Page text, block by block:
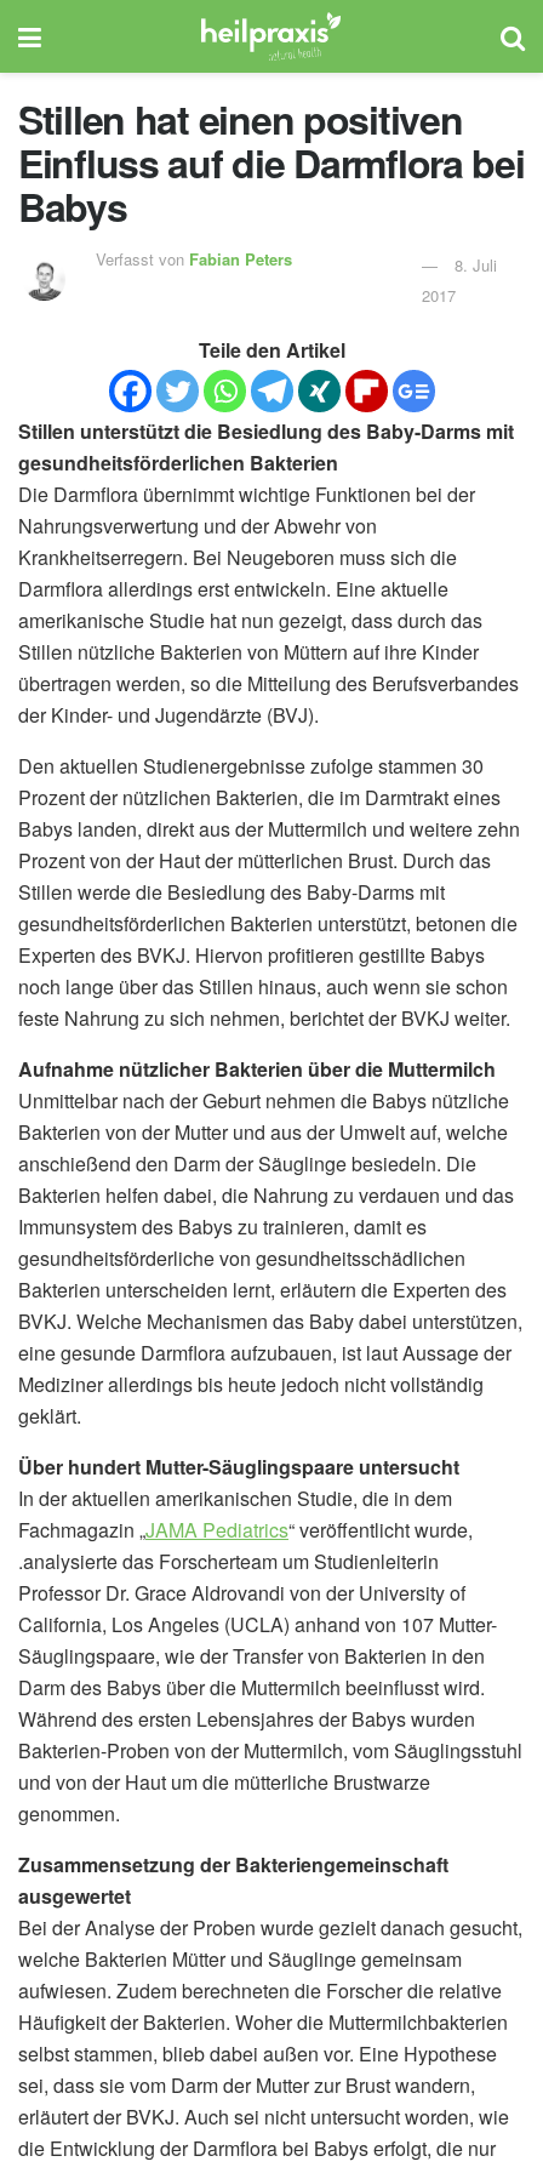
Stillen hat einen positiven
Einfluss auf die Darmflora bei
Babys
Verfasst von Fabian Peters
8. Juli
2017
Teile den Artikel
Stillen unterstützt die Besiedlung des Baby-Darms mit
gesundheitsförderlichen Bakterien
Die Darmflora übernimmt wichtige Funktionen bei der
Nahrungsverwertung und der Abwehr von
Krankheitserregern. Bei Neugeboren muss sich die
Darmflora allerdings erst entwickeln. Eine aktuelle
amerikanische Studie hat nun gezeigt, dass durch das
Stillen nützliche Bakterien von Müttern auf ihre Kinder
übertragen werden, so die Mitteilung des Berufsverbandes
der Kinder- und Jugendärzte (BVJ).
Den aktuellen Studienergebnisse zufolge stammen 30
Prozent der nützlichen Bakterien, die im Darmtrakt eines
Babys landen, direkt aus der Muttermilch und weitere zehn
Prozent von der Haut der mütterlichen Brust. Durch das
Stillen werde die Besiedlung des Baby-Darms mit
gesundheitsförderlichen Bakterien unterstützt, betonen die
Experten des BVKJ. Hiervon profitieren gestillte Babys
noch lange über das Stillen hinaus, auch wenn sie schon
feste Nahrung zu sich nehmen, berichtet der BVKJ weiter.
Aufnahme nützlicher Bakterien über die Muttermilch
Unmittelbar nach der Geburt nehmen die Babys nützliche
Bakterien von der Mutter und aus der Umwelt auf, welche
anschießend den Darm der Säuglinge besiedeln. Die
Bakterien helfen dabei, die Nahrung zu verdauen und das
Immunsystem des Babys zu trainieren, damit es
gesundheitsförderliche von gesundheitsschädlichen
Bakterien unterscheiden lernt, erläutern die Experten des
BVKJ. Welche Mechanismen das Baby dabei unterstützen,
eine gesunde Darmflora aufzubauen, ist laut Aussage der
Mediziner allerdings bis heute jedoch nicht vollständig
geklärt.
Über hundert Mutter-Säuglingspaare untersucht
In der aktuellen amerikanischen Studie, die in dem
Fachmagazin „JAMA Pediatrics“ veröffentlicht wurde,
.analysierte das Forscherteam um Studienleiterin
Professor Dr. Grace Aldrovandi von der University of
California, Los Angeles (UCLA) anhand von 107 Mutter-
Säuglingspaare, wie der Transfer von Bakterien in den
Darm des Babys über die Muttermilch beeinflusst wird.
Während des ersten Lebensjahres der Babys wurden
Bakterien-Proben von der Muttermilch, vom Säuglingsstuhl
und von der Haut um die mütterliche Brustwarze
genommen.
Zusammensetzung der Bakteriengemeinschaft
ausgewertet
Bei der Analyse der Proben wurde gezielt danach gesucht,
welche Bakterien Mütter und Säuglinge gemeinsam
aufwiesen. Zudem berechneten die Forscher die relative
Häufigkeit der Bakterien. Woher die Muttermilchbakterien
selbst stammen, blieb dabei außen vor. Eine Hypothese
sei, dass sie vom Darm der Mutter zur Brust wandern,
erläutert der BVKJ. Auch sei nicht untersucht worden, wie
die Entwicklung der Darmflora bei Babys erfolgt, die nur